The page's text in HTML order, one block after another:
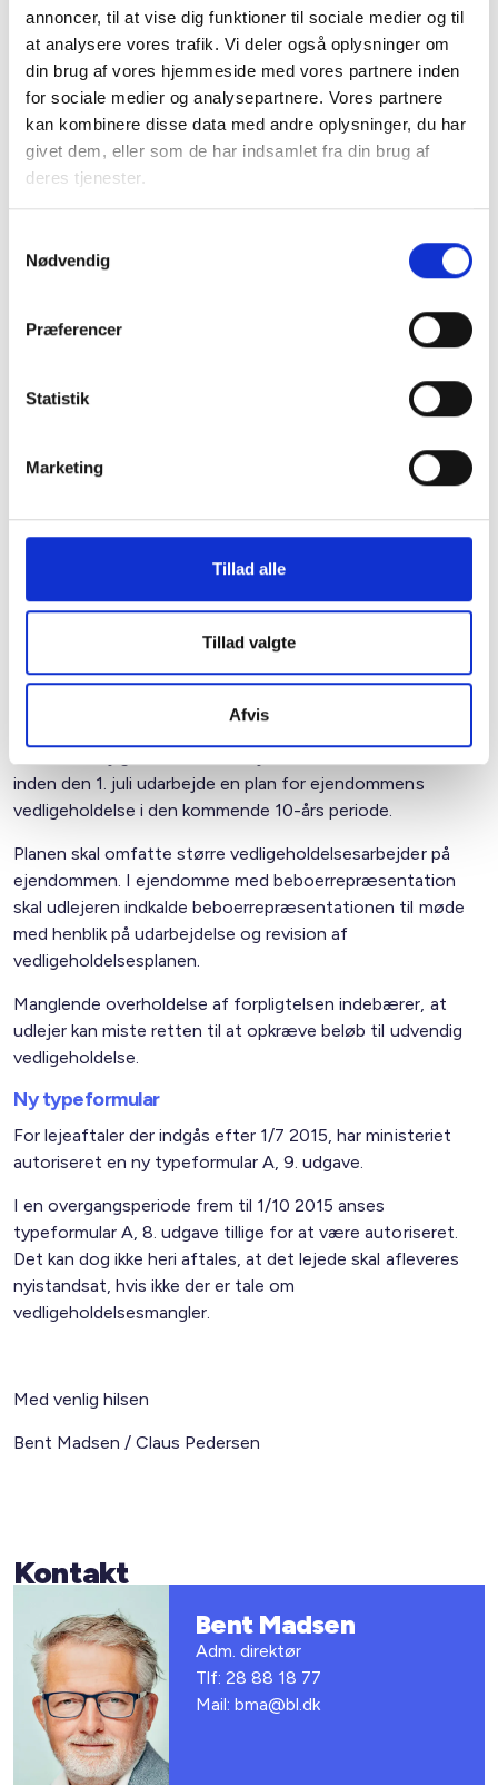
annoncer, til at vise dig funktioner til sociale medier og til
at analysere vores trafik. Vi deler også oplysninger om
din brug af vores hjemmeside med vores partnere inden
for sociale medier og analysepartnere. Vores partnere
kan kombinere disse data med andre oplysninger, du har
givet dem, eller som de har indsamlet fra din brug af
deres tjenester.
Nødvendig
Præferencer
Statistik
Marketing
Tillad alle
Tillad valgte
Afvis
forudgående prækvalifikation, skal udlejer opfordre
beboerrepræsentanterne til at pege på mindst én bydende
i licitationen. Udlejer skal tillige indkalde
beboerrepræsentanterne til deltagelse i
licitationsforretningen.
Overholder udlejer ikke disse forpligtelser, kan
lejeforhøjelsen ikke opkræves.
Varsling af omkostningsbestemt leje
I boligreguleringsloven præciseres, at udlejer, i forbindelse
med varsling af omkostningsbestemt leje, skal give lejer en
driftsudgifter og -indtægter, om lejeforhøjelsens størrelse
og dens beregning og om den fremtidige lejes størrelse.
I ejendomme med beboerrepræsentation skal udlejer
senest 7 dage før varslingen af lejer, varsle
Obligatoriske vedligeholdelsesplaner
I ejendomme hvor reglerne i boligreguleringslovens kapitel
inden den 1. juli udarbejde en plan for ejendommens
vedligeholdelse i den kommende 10-års periode.
Planen skal omfatte større vedligeholdelsesarbejder på
ejendommen. I ejendomme med beboerrepræsentation
skal udlejeren indkalde beboerrepræsentationen til møde
med henblik på udarbejdelse og revision af
vedligeholdelsesplanen.
Manglende overholdelse af forpligtelsen indebærer, at
udlejer kan miste retten til at opkræve beløb til udvendig
vedligeholdelse.
Ny typeformular
For lejeaftaler der indgås efter 1/7 2015, har ministeriet
autoriseret en ny typeformular A, 9. udgave.
I en overgangsperiode frem til 1/10 2015 anses
typeformular A, 8. udgave tillige for at være autoriseret.
Det kan dog ikke heri aftales, at det lejede skal afleveres
nyistandsat, hvis ikke der er tale om
vedligeholdelsesmangler.
Med venlig hilsen
Bent Madsen / Claus Pedersen
Kontakt
Bent Madsen
Adm. direktør
Tlf: 28 88 18 77
Mail: bma@bl.dk